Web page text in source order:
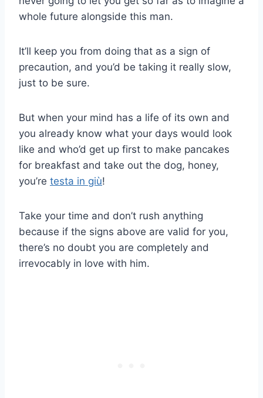
whole future alongside this man.
It’ll keep you from doing that as a sign of
precaution, and you’d be taking it really slow,
just to be sure.
But when your mind has a life of its own and
you already know what your days would look
like and who’d get up first to make pancakes
for breakfast and take out the dog, honey,
you’re testa in giù!
Take your time and don’t rush anything
because if the signs above are valid for you,
there’s no doubt you are completely and
irrevocably in love with him.